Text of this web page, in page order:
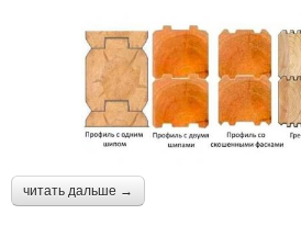
читать дальше →